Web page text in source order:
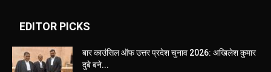
EDITOR PICKS
बार काउंसिल ऑफ उत्तर प्रदेश चुनाव 2026: अखिलेश कुमार
दुबे बने...